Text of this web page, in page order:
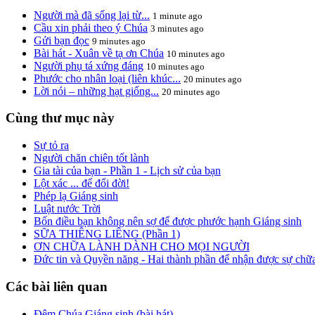
Người mà đã sống lại từ... 1 minute ago
Cầu xin phải theo ý Chúa 3 minutes ago
Gửi bạn đọc 9 minutes ago
Bài hát - Xuân về tạ ơn Chúa 10 minutes ago
Người phụ tá xứng đáng 10 minutes ago
Phước cho nhân loại (liên khúc... 20 minutes ago
Lời nói – những hạt giống... 20 minutes ago
Cùng thư mục này
Sự tỏ ra
Người chăn chiên tốt lành
Gia tài của bạn - Phần 1 - Lịch sử của bạn
Lột xác ... để đổi đời!
Phép lạ Giáng sinh
Luật nước Trời
Bốn điều bạn không nên sợ để được phước hạnh Giáng sinh
SỮA THIÊNG LIÊNG (Phần 1)
ƠN CHỮA LÀNH DÀNH CHO MỌI NGƯỜI
Đức tin và Quyền năng - Hai thành phần để nhận được sự
Các bài liên quan